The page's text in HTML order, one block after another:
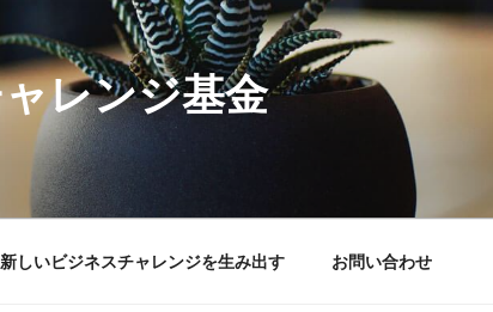
レンジ基金
しいビジネスチャレンジを生み出す お問い合わせ